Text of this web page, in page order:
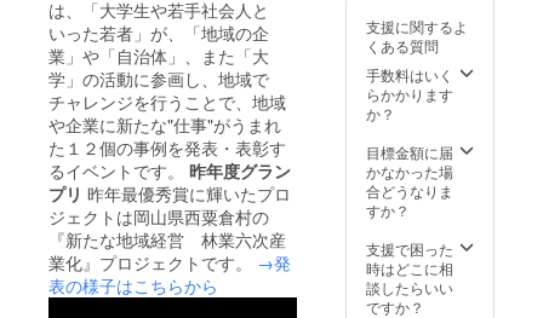
は、「大学生や若手社会人と
いった若者」が、「地域の企
業」や「自治体」、また「大
学」の活動に参画し、地域で
チャレンジを行うことで、地域
や企業に新たな"仕事"がうまれ
た１２個の事例を発表・表彰す
るイベントです。 昨年度グラン
プリ 昨年最優秀賞に輝いたプロ
ジェクトは岡山県西粟倉村の
『新たな地域経営 林業六次産
業化』プロジェクトです。 →発
表の様子はこちらから
する晴れの
舞台です。
共に地域の
未来を創り
だす為の学
びとアク
ションの場
してくださ
い。
支援に関するよ
くある質問
手数料はいく
らかかります
か？
目標金額に届
かなかった場
合どうなりま
すか？
支援で困った
時はどこに相
談したらいい
ですか？